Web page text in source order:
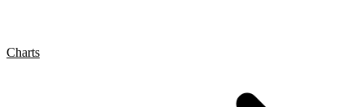
Charts